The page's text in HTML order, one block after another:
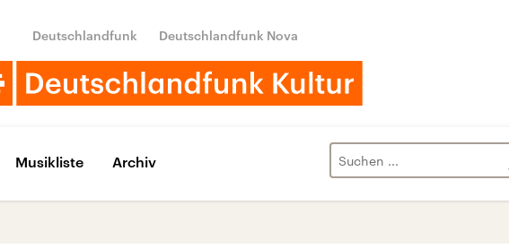
Deutschlandfunk Deutschlandfunk Nova
Musikliste Archiv